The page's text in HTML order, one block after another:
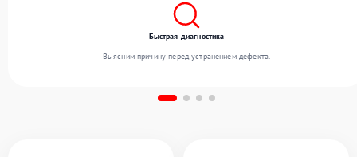
Быстрая диагностика
Выясним причину перед устранением дефекта.